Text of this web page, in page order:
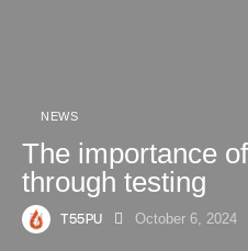
NEWS
The importance
through testing
T55PU October 6, 2024